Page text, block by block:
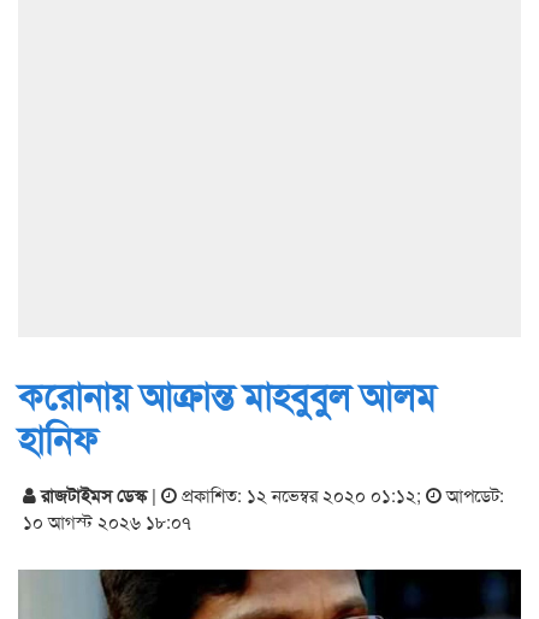
করোনায় আক্রান্ত মাহবুবুল আলম
হানিফ
রাজটাইমস ডেস্ক| প্রকাশিত: ১২ নভেম্বর ২০২০ ০১:১২;
আপডেট:
১০ আগস্ট ২০২৬ ১৮:০৭